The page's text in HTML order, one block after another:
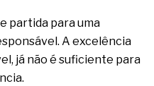
partida para uma
A excelência
já não é suficiente para